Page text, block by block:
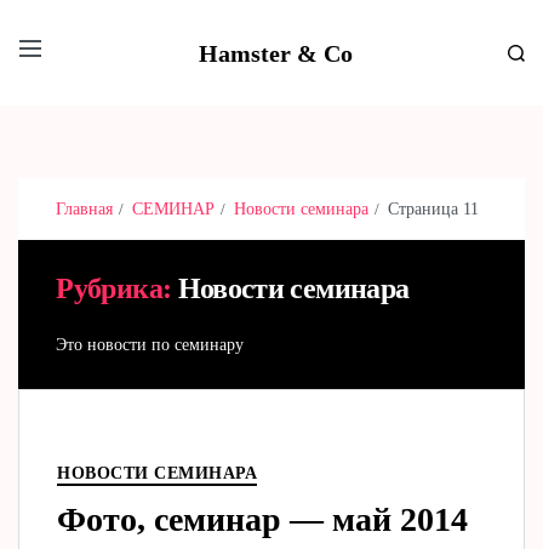
Hamster & Co
Главная СЕМИНАР Новости семинара Страница 11
Рубрика: Новости семинара
Это новости по семинару
НОВОСТИ СЕМИНАРА
Фото, семинар — май 2014